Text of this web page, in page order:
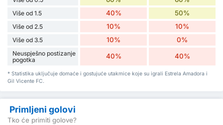
Više od 1.5 40% 50%
Više od 2.5 10% 10%
Više od 3.5 10% 0%
Neuspješno postizanje
pogotka
40% 40%
* Statistika uključuje domaće i gostujuće utakmice koje su igrali Estrela Amadora i
Gil Vicente FC.
Primljeni golovi
Tko će primiti golove?